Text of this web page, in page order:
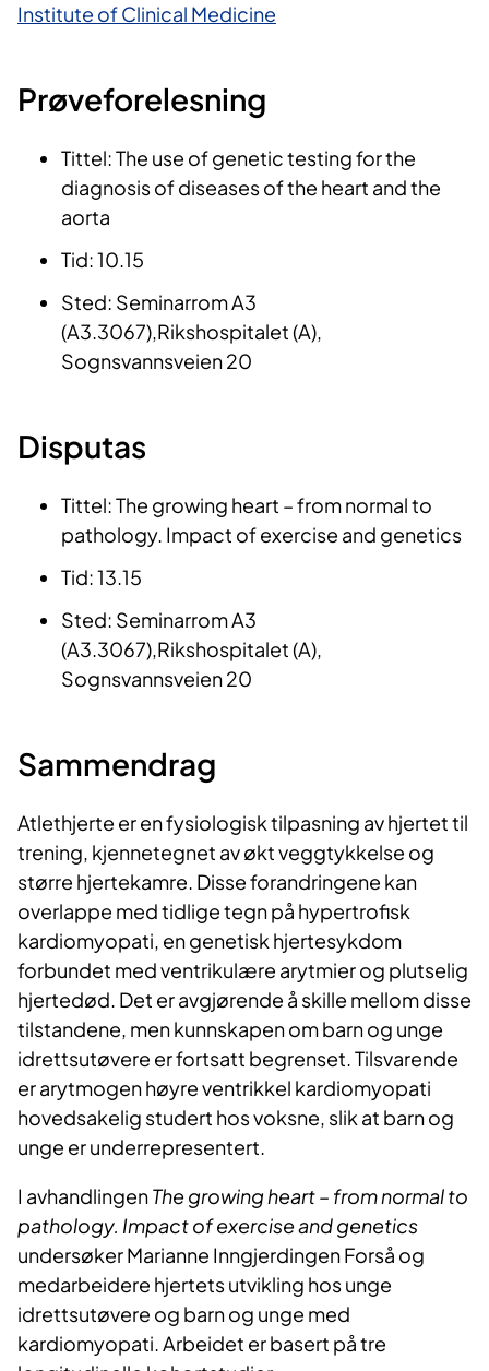
Institute of Clinical Medicine
Prøveforelesning
Tittel: The use of genetic testing for the
diagnosis of diseases of the heart and the
aorta
Tid: 10.15
Sted: Seminarrom A3
(A3.3067),Rikshospitalet (A),
Sognsvannsveien 20
Disputas
Tittel: The growing heart – from normal to
pathology. Impact of exercise and genetics
Tid: 13.15
Sted: Seminarrom A3
(A3.3067),Rikshospitalet (A),
Sognsvannsveien 20
Sammendrag
Atlethjerte er en fysiologisk tilpasning av hjertet til
trening, kjennetegnet av økt veggtykkelse og
større hjertekamre. Disse forandringene kan
overlappe med tidlige tegn på hypertrofisk
kardiomyopati, en genetisk hjertesykdom
forbundet med ventrikulære arytmier og plutselig
hjertedød. Det er avgjørende å skille mellom disse
tilstandene, men kunnskapen om barn og unge
idrettsutøvere er fortsatt begrenset. Tilsvarende
er arytmogen høyre ventrikkel kardiomyopati
hovedsakelig studert hos voksne, slik at barn og
unge er underrepresentert.
I avhandlingenThe growing heart – from normal to
pathology. Impact of exercise and genetics
undersøker Marianne Inngjerdingen Forså og
medarbeidere hjertets utvikling hos unge
idrettsutøvere og barn og unge med
kardiomyopati. Arbeidet er basert på tre